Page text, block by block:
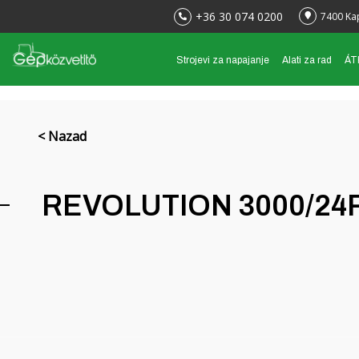
+36 30 074 0200 7400
Strojevi za napajanje Alati za rad
< Nazad
REVOLUTION 3000/